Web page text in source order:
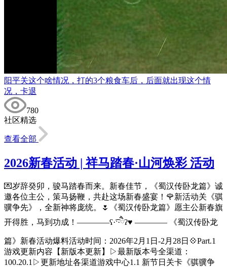
阳平关这个啥情况，打的3个粮食车后，后面就出现这个情
况，卡退
780
社区精选
查看全部
2026新春活动 | 祥马踏春·山河焕彩 活动
💌岁辞癸卯，骏马踏春而来。新春佳节，《蜀汉传卧龙篇》诚
邀各位主公，策马扬鞭，共赴这场新春盛宴！🌹新活动关《骐
骥争先》，全新神将庞统。🌷《蜀汉传卧龙篇》愿主公新春旗
开得胜，马到功成！————ʕ·͡ˑ·ཻʔ♥︎ ———— 《蜀汉传卧龙
篇》新春活动爆料活动时间：2026年2月1日-2月28日💠Part.1
游戏更新内容【新版本更新】▷最新版本号全渠道：
100.20.1▷更新地址各渠道游戏中心1.1 新节日关卡《骐骥争